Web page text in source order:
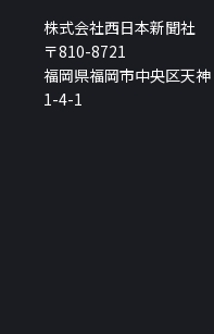
株式会社西日本新聞社
〒810-8721
福岡県福岡市中央区天神
1-4-1